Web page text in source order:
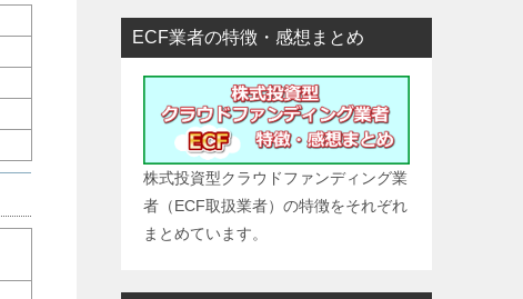
ECF業者の特徴・感想まとめ
株式投資型クラウドファンディング業
者（ECF取扱業者）の特徴をそれぞれ
まとめています。